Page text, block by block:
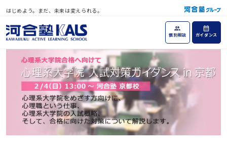
はじめよう。まだ、未来は変えられる。
個別相談 ガイダンス